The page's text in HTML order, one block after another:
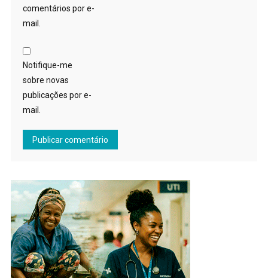
comentários por e-
mail.
Notifique-me
sobre novas
publicações por e-
mail.